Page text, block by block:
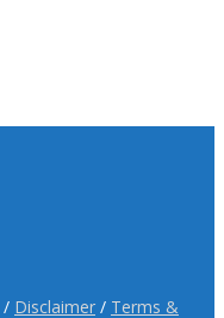
/ Disclaimer / Terms &